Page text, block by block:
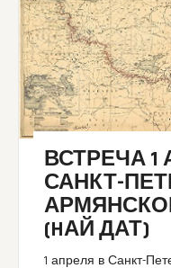
ВСТРЕЧА 1
САНКТ-
(HАЙ ДАТ)
1 апреля в Санкт-